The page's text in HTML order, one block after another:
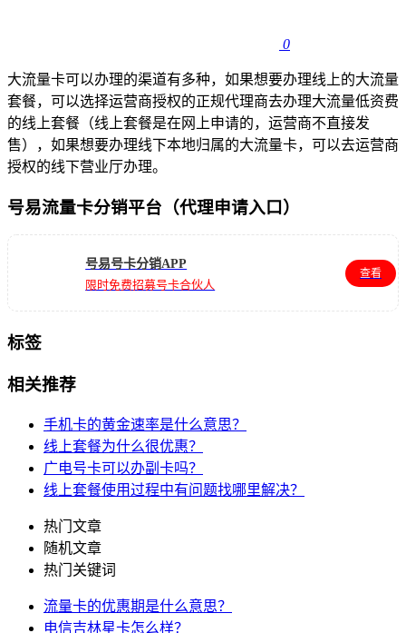
0
大流量卡可以办理的渠道有多种，如果想要办理线上的大流量
套餐，可以选择运营商授权的正规代理商去办理大流量低资费
的线上套餐（线上套餐是在网上申请的，运营商不直接发
售），如果想要办理线下本地归属的大流量卡，可以去运营商
授权的线下营业厅办理。
号易流量卡分销平台（代理申请入口）
号易号卡分销APP
限时免费招募号卡合伙人
查看
标签
相关推荐
手机卡的黄金速率是什么意思？
线上套餐为什么很优惠？
广电号卡可以办副卡吗？
线上套餐使用过程中有问题找哪里解决？
热门文章
随机文章
热门关键词
流量卡的优惠期是什么意思？
电信吉林星卡怎么样？